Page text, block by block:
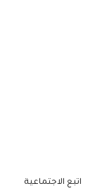
اتبع الاجتماعية